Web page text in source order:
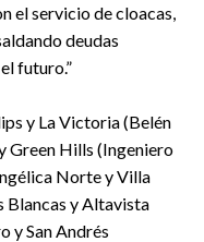
el servicio de cloacas,
deudas
futuro.”
y La Victoria (Belén
Green Hills (Ingeniero
Norte y Villa
Blancas y Altavista
y San Andrés